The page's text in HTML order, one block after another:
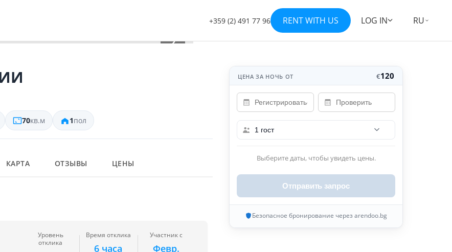
+359 (2) 491 77 96 RENT WITH US LOG IN RU
›
Показать все 41 фотографий
70кв.м 1пол
КАРТА ОТЗЫВЫ ЦЕНЫ
Уровень
отклика
Время отклика
6 часа
Участник с
Февр.
ЦЕНА ЗА НОЧЬ ОТ €120
1 гост
Выберите даты, чтобы увидеть цены.
Отправить запрос
Безопасное бронирование через arendoo.bg